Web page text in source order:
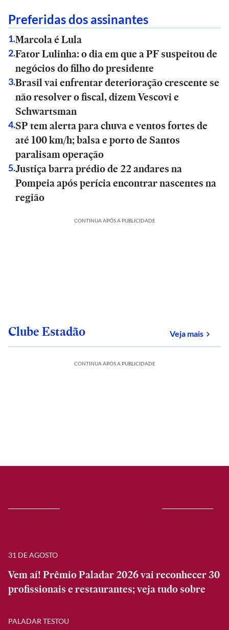
Preferidas dos assinantes
1.Marcola é Lula
2.Fator Lulinha: o dia em que a PF suspeitou de
negócios do filho do presidente
3.Brasil vai enfrentar deterioração crescente se
não resolver o fiscal, dizem Vescovi e
Schwartsman
4.SP tem alerta para chuva e ventos fortes de
até 100 km/h; balsa e porto de Santos
paralisam operação
5.Justiça barra prédio de 22 andares na
Pompeia após perícia encontrar nascentes na
região
CONTINUA APÓS A PUBLICIDADE
Clube Estadão Veja maissobre
CONTINUA APÓS A PUBLICIDADE
31 DE AGOSTO
Vem aí! Prêmio Paladar 2026 vai reconhecer 30
profissionais e restaurantes; veja tudo sobre
PALADAR TESTOU